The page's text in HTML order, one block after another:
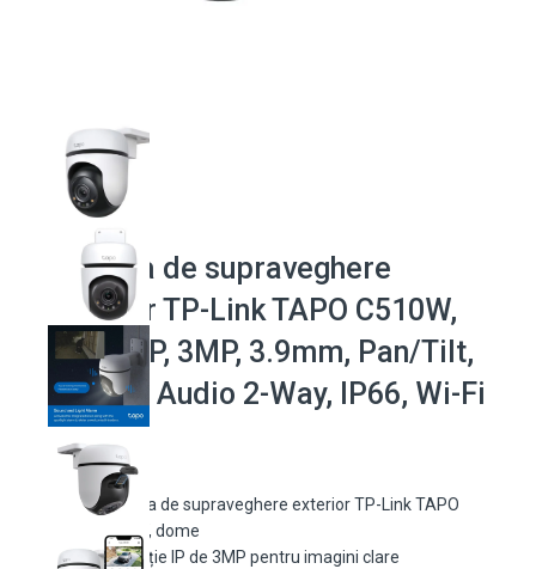
Camera de supraveghere
exterior TP-Link TAPO C510W,
dome, IP, 3MP, 3.9mm, Pan/Tilt,
IR 30m, Audio 2-Way, IP66, Wi-Fi
Camera de supraveghere exterior TP-Link TAPO
C510W, dome
Rezoluție IP de 3MP pentru imagini clare